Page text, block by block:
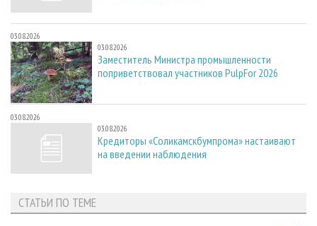
03.08.2026
03.08.2026
Заместитель Министра промышленности
поприветствовал участников PulpFor 2026
03.08.2026
03.08.2026
Кредиторы «Соликамскбумпрома» настаивают
на введении наблюдения
СТАТЬИ ПО ТЕМЕ